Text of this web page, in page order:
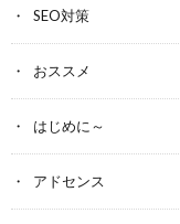
SEO対策
おススメ
はじめに～
アドセンス